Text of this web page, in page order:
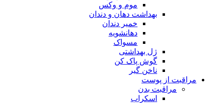
موم و وکس
بهداشت دهان و دندان
خمیر دندان
دهانشویه
مسواک
ژل بهداشتی
گوش پاک کن
ناخن گیر
مراقبت از پوست
مراقبت بدن
اسکراب